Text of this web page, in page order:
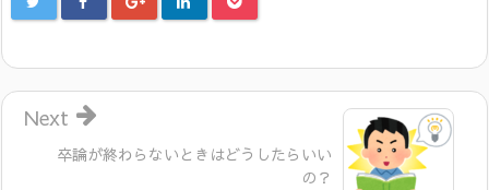
卒論が終わらないときはどうしたらいい
の？
Next